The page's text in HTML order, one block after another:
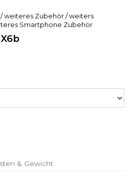
/ weiteres Zubehör / weiters
Smartphone Zubehör
& Gewicht